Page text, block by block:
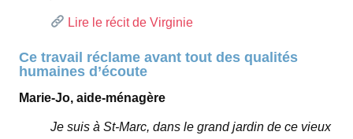
Lire le récit de Virginie
Ce travail réclame avant tout des qualités
humaines d’écoute
Marie-Jo, aide-ménagère
Je suis à St-Marc, dans le grand jardin de ce vieux